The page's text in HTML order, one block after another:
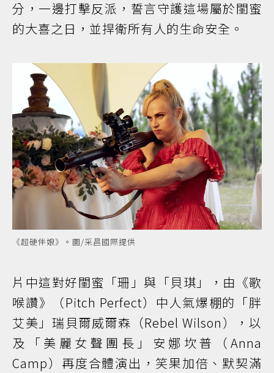
分，一邊打擊反派，誓言守護這場屬於閨蜜
的大喜之日，並捍衛所有人的生命安全。
《超硬伴娘》。圖/采昌國際提供
片中這對好閨蜜「珊」與「貝琪」，由《歌
喉讚》（Pitch Perfect）中人氣爆棚的「胖
艾美」瑞貝爾威爾森（Rebel Wilson），以
及「美麗女聲團長」安娜坎普（Anna
Camp）再度合體演出，笑果加倍、默契滿